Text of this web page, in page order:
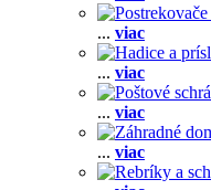
... viac
... viac
... viac
... viac